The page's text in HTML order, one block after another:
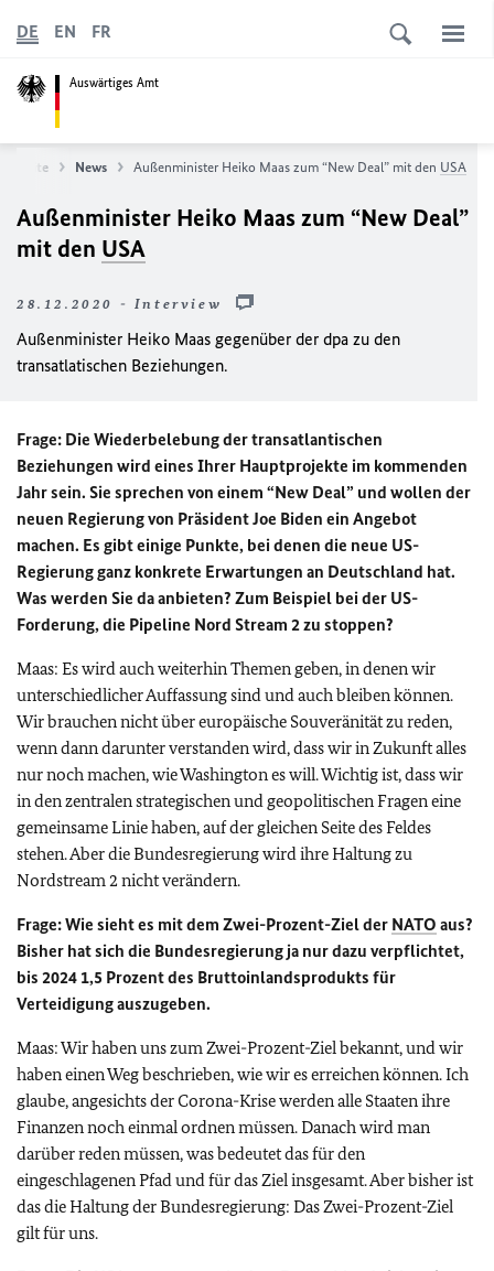
Auswärtiges Amt
DE EN FR
News Außenminister Heiko Maas zum “New Deal” mit den USA
Außenminister Heiko Maas zum “New Deal”
mit den USA
28.12.2020 - Interview
Außenminister Heiko Maas gegenüber der dpa zu den
transatlatischen Beziehungen.
Frage: Die Wiederbelebung der transatlantischen
Beziehungen wird eines Ihrer Hauptprojekte im kommenden
Jahr sein. Sie sprechen von einem “New Deal” und wollen der
neuen Regierung von Präsident Joe Biden ein Angebot
machen. Es gibt einige Punkte, bei denen die neue US-
Regierung ganz konkrete Erwartungen an Deutschland hat.
Was werden Sie da anbieten? Zum Beispiel bei der US-
Forderung, die Pipeline Nord Stream 2 zu stoppen?
Maas: Es wird auch weiterhin Themen geben, in denen wir
unterschiedlicher Auffassung sind und auch bleiben können.
Wir brauchen nicht über europäische Souveränität zu reden,
wenn dann darunter verstanden wird, dass wir in Zukunft alles
nur noch machen, wie Washington es will. Wichtig ist, dass wir
in den zentralen strategischen und geopolitischen Fragen eine
gemeinsame Linie haben, auf der gleichen Seite des Feldes
stehen. Aber die Bundesregierung wird ihre Haltung zu
Nordstream 2 nicht verändern.
Frage: Wie sieht es mit dem Zwei-Prozent-Ziel der NATO aus?
Bisher hat sich die Bundesregierung ja nur dazu verpflichtet,
bis 2024 1,5 Prozent des Bruttoinlandsprodukts für
Verteidigung auszugeben.
Maas: Wir haben uns zum Zwei-Prozent-Ziel bekannt, und wir
haben einen Weg beschrieben, wie wir es erreichen können. Ich
glaube, angesichts der Corona-Krise werden alle Staaten ihre
Finanzen noch einmal ordnen müssen. Danach wird man
darüber reden müssen, was bedeutet das für den
eingeschlagenen Pfad und für das Ziel insgesamt. Aber bisher ist
das die Haltung der Bundesregierung: Das Zwei-Prozent-Ziel
gilt für uns.